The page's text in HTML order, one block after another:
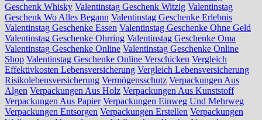
Geschenk Whisky Valentinstag Geschenk Witzig Valentinstag
Geschenk Wo Alles Begann Valentinstag Geschenke Erlebnis
Valentinstag Geschenke Essen Valentinstag Geschenke Ohne Geld
Valentinstag Geschenke Ohrring Valentinstag Geschenke Oma
Valentinstag Geschenke Online Valentinstag Geschenke Online
Shop Valentinstag Geschenke Online Verschicken Vergleich
Effektivkosten Lebensversicherung Vergleich Lebensversicherung
Risikolebensversicherung Vermögensschutz Verpackungen Aus
Algen Verpackungen Aus Holz Verpackungen Aus Kunststoff
Verpackungen Aus Papier Verpackungen Einweg Und Mehrweg
Verpackungen Entsorgen Verpackungen Erstellen Verpackungen